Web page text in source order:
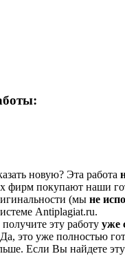
новую? Эта работа
фирм покупают наши
(мы не
Аntiplagiat.ru.
эту работу уже
это уже полностью
Если Вы найдете